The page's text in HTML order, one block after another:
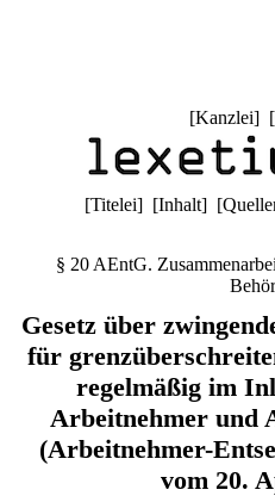
[Kanzlei] [
[Titelei] [Inhalt] [
§ 20 AEntG.
Gesetz über
für
regelmäßig im
Arbeitnehmer und
(Arbeitnehmer-
vom 20.